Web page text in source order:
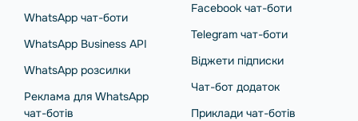
WhatsApp чат-боти
WhatsApp Business API
WhatsApp розсилки
Реклама для WhatsApp
чат-ботів
Facebook чат-боти
Telegram чат-боти
Віджети підписки
Чат-бот додаток
Приклади чат-ботів